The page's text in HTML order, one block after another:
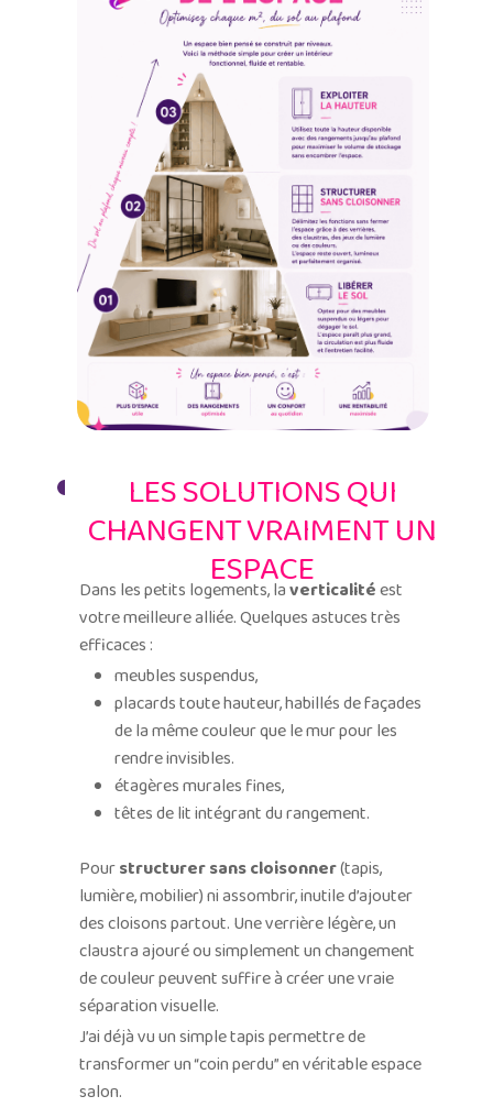
LES SOLUTIONS QUI
CHANGENT VRAIMENT UN
ESPACE
Dans les petits logements, laverticalitéest
votre meilleure alliée. Quelques astuces très
efficaces :
meubles suspendus,
placards toute hauteur, habillés de façades
de la même couleur que le mur pour les
rendre invisibles.
étagères murales fines,
têtes de lit intégrant du rangement.
Pourstructurer sans cloisonner(tapis,
lumière, mobilier) ni assombrir, inutile d’ajouter
des cloisons partout. Une verrière légère, un
claustra ajouré ou simplement un changement
de couleur peuvent suffire à créer une vraie
séparation visuelle.
J’ai déjà vu un simple tapis permettre de
transformer un “coin perdu” en véritable espace
salon.